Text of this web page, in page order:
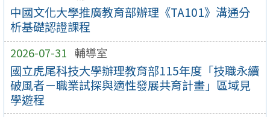
中國文化大學推廣教育部辦理《TA101》溝通分
析基礎認證課程
2026-07-31 輔導室
國立虎尾科技大學辦理教育部115年度「技職永續
破風者－職業試探與適性發展共育計畫」區域見
學遊程